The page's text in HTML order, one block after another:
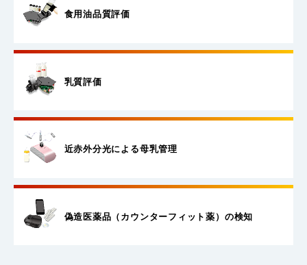
食用油品質評価
乳質評価
近赤外分光による母乳管理
偽造医薬品（カウンターフィット薬） の検知